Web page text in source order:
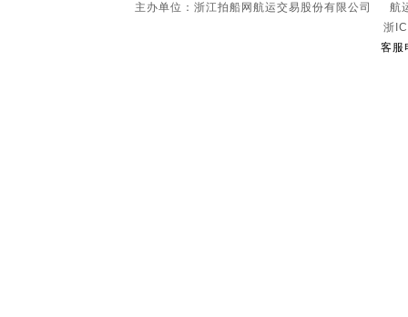
主办单位：浙江拍船网航运交易股份有限公司
浙
客服